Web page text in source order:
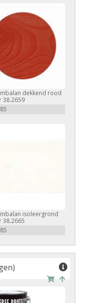
dekkend rood
38.2659
isoleergrond
38.2665